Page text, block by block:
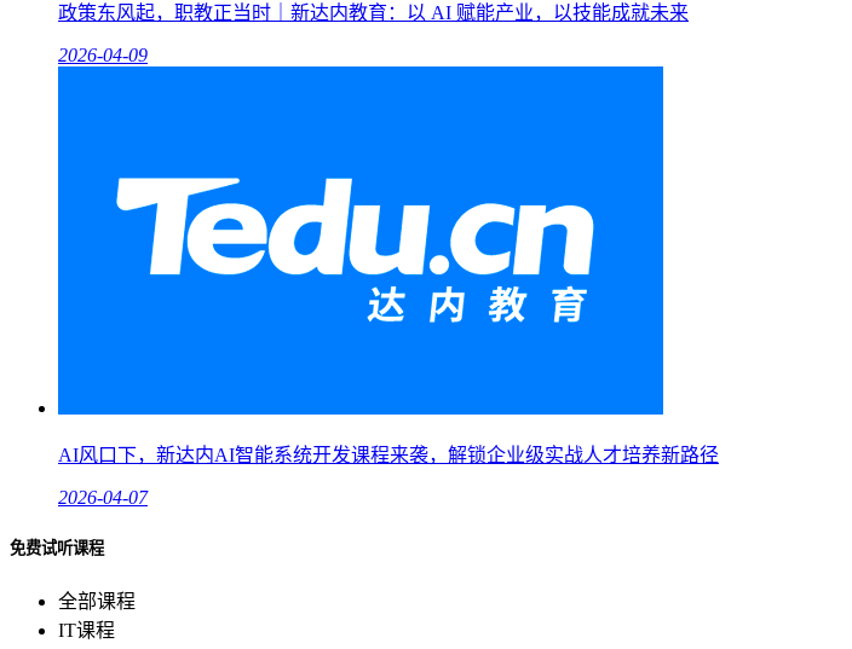
政策东风起，职教正当时｜新达内教育：以 AI 赋能产业，以技能成就未来
2026-04-09
AI风口下，新达内AI智能系统开发课程来袭，解锁企业级实战人才培养新路径
2026-04-07
免费试听课程
全部课程
IT课程